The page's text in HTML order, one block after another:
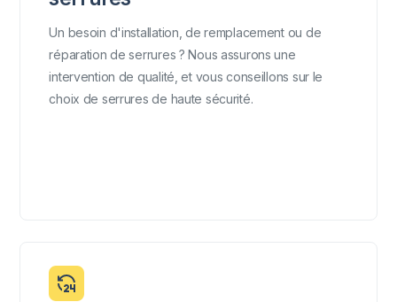
Un besoin d'installation, de remplacement ou de
réparation de serrures ? Nous assurons une
intervention de qualité, et vous conseillons sur le
choix de serrures de haute sécurité.